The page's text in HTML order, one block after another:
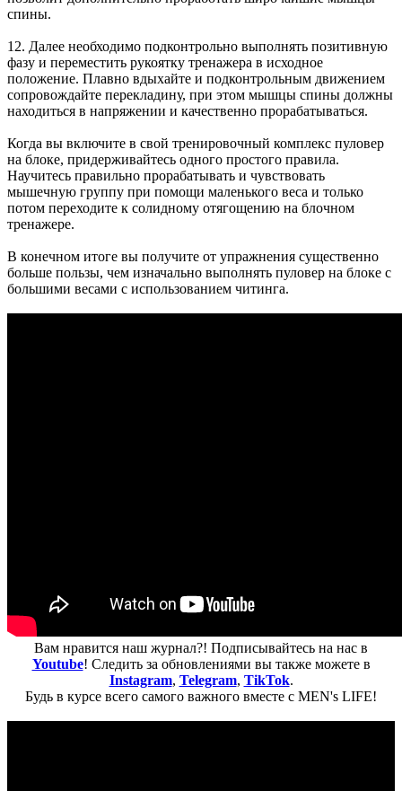
спины.
12. Далее необходимо подконтрольно выполнять позитивную
фазу и переместить рукоятку тренажера в исходное
положение. Плавно вдыхайте и подконтрольным движением
сопровождайте перекладину, при этом мышцы спины должны
находиться в напряжении и качественно прорабатываться.
Когда вы включите в свой тренировочный комплекс пуловер
на блоке, придерживайтесь одного простого правила.
Научитесь правильно прорабатывать и чувствовать
мышечную группу при помощи маленького веса и только
потом переходите к солидному отягощению на блочном
тренажере.
В конечном итоге вы получите от упражнения существенно
больше пользы, чем изначально выполнять пуловер на блоке с
большими весами с использованием читинга.
Вам нравится наш журнал?! Подписывайтесь на нас в
Youtube! Следить за обновлениями вы также можете в
Instagram, Telegram, TikTok.
Будь в курсе всего самого важного вместе с MEN's LIFE!